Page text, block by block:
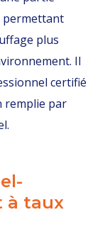
permettant
plus
Il
certifié
remplie par
à taux